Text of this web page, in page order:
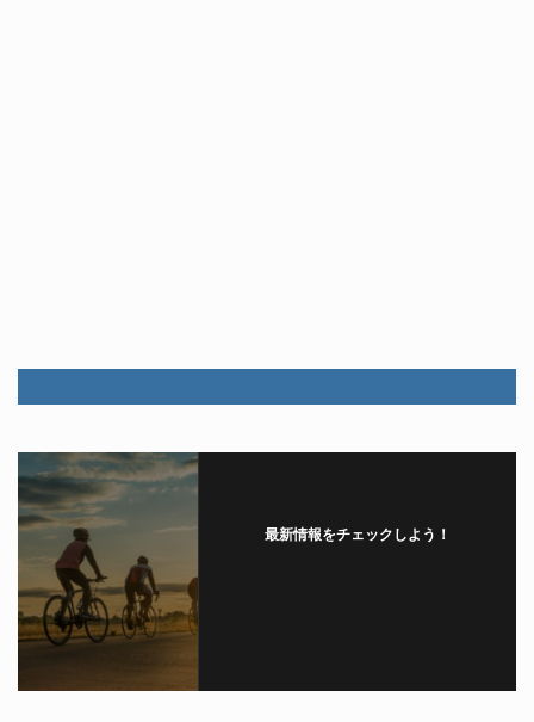
最新情報をチェックしよう！